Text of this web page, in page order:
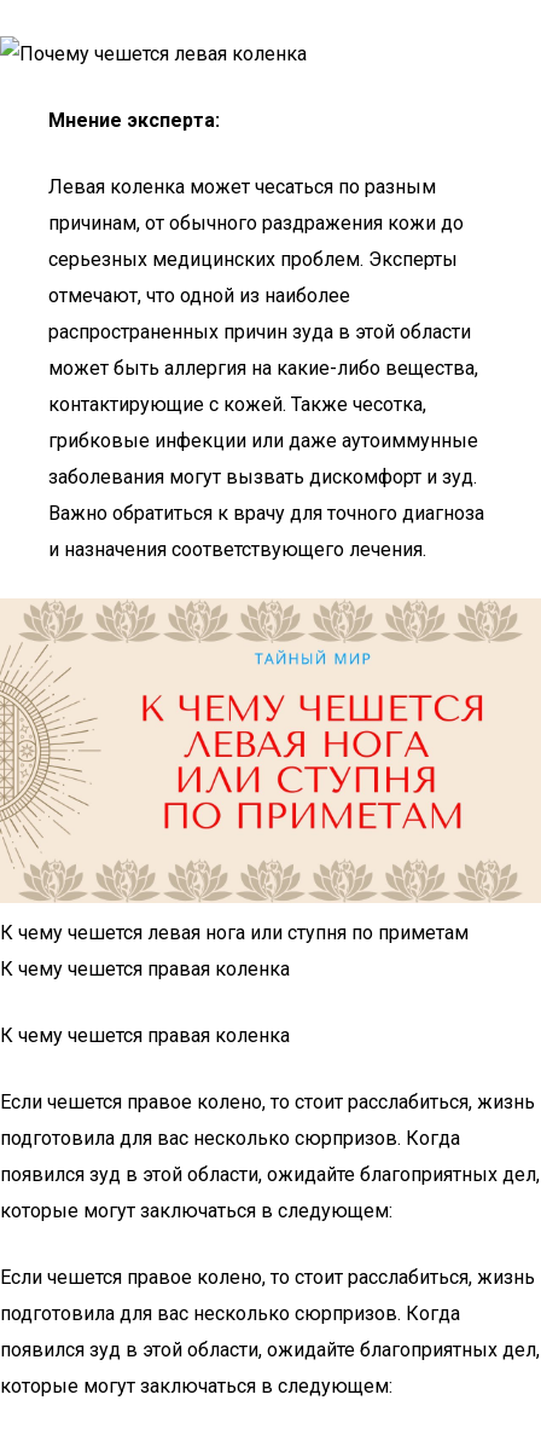
Мнение эксперта:
Левая коленка может чесаться по разным
причинам, от обычного раздражения кожи до
серьезных медицинских проблем. Эксперты
отмечают, что одной из наиболее
распространенных причин зуда в этой области
может быть аллергия на какие-либо вещества,
контактирующие с кожей. Также чесотка,
грибковые инфекции или даже аутоиммунные
заболевания могут вызвать дискомфорт и зуд.
Важно обратиться к врачу для точного диагноза
и назначения соответствующего лечения.
К чему чешется левая нога или ступня по приметам
К чему чешется правая коленка
К чему чешется правая коленка
Если чешется правое колено, то стоит расслабиться, жизнь
подготовила для вас несколько сюрпризов. Когда
появился зуд в этой области, ожидайте благоприятных дел,
которые могут заключаться в следующем:
Если чешется правое колено, то стоит расслабиться, жизнь
подготовила для вас несколько сюрпризов. Когда
появился зуд в этой области, ожидайте благоприятных дел,
которые могут заключаться в следующем: